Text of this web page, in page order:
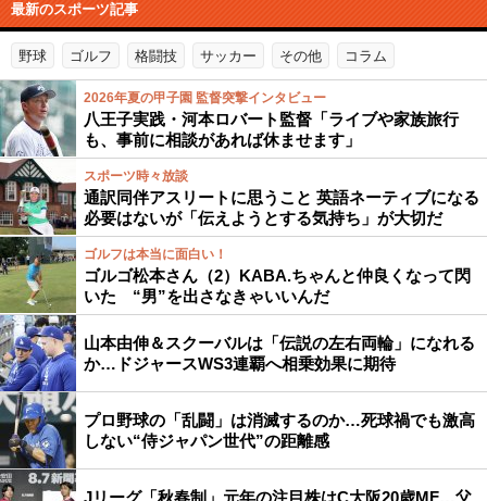
最新のスポーツ記事
野球 ゴルフ 格闘技 サッカー その他 コラム
2026年夏の甲子園 監督突撃インタビュー
八王子実践・河本ロバート監督「ライブや家族旅行
も、事前に相談があれば休ませます」
スポーツ時々放談
通訳同伴アスリートに思うこと 英語ネーティブになる
必要はないが「伝えようとする気持ち」が大切だ
ゴルフは本当に面白い！
ゴルゴ松本さん（2）KABA.ちゃんと仲良くなって閃
いた “男”を出さなきゃいいんだ
山本由伸＆スクーバルは「伝説の左右両輪」になれる
か…ドジャースWS3連覇へ相乗効果に期待
プロ野球の「乱闘」は消滅するのか…死球禍でも激高
しない“侍ジャパン世代”の距離感
Jリーグ「秋春制」元年の注目株はC大阪20歳MF…父